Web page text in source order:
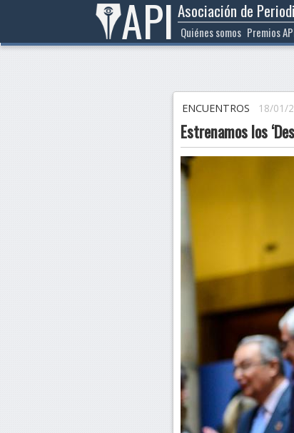
contenido
API Asociación de
Quiénes somos Premios
ENCUENTROS 18/01/
Estrenamos los